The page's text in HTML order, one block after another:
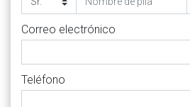
Correo electrónico
Teléfono